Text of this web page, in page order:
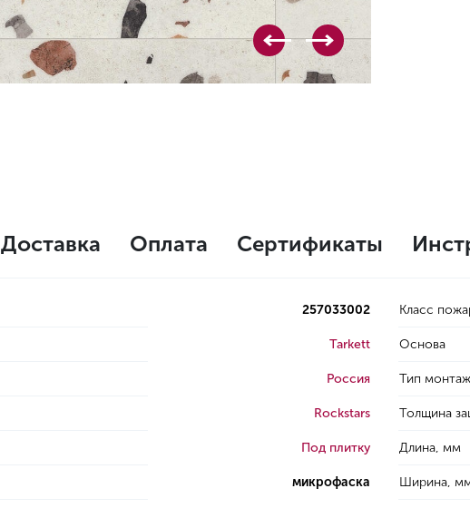
Доставка Оплата Сертификаты
257033002
Tarkett
Россия
Rockstars
Под плитку
микрофаска
Класс
Основа
Тип
Толщина
Длина, мм
Ширина,